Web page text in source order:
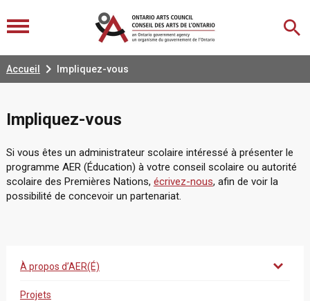
Accueil  Impliquez-vous
Impliquez-vous
Si vous êtes un administrateur scolaire intéressé à présenter le
programme AER (Éducation) à votre conseil scolaire ou autorité
scolaire des Premières Nations, écrivez-nous, afin de voir la
possibilité de concevoir un partenariat.
À propos d’AER(É)
Projets